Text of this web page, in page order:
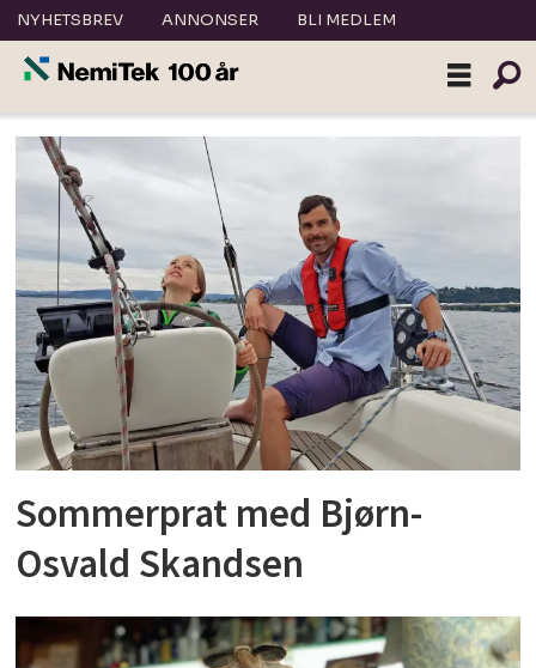
NYHETSBREV ANNONSER BLI MEDLEM
Tag:
sommerprat
Sommerprat med Bjørn-
Osvald Skandsen